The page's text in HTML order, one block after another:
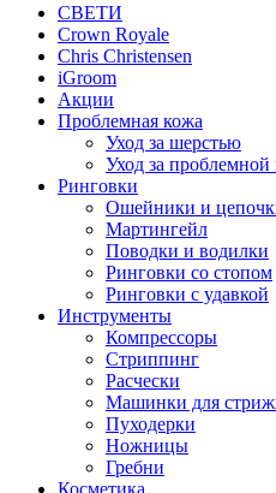
СВЕТИ
Crown Royale
Chris Christensen
iGroom
Акции
Проблемная кожа
Уход за шерстью
Уход за проблемной
Ринговки
Ошейники и
Мартингейл
Поводки и водилки
Ринговки со стопом
Ринговки с удавкой
Инструменты
Компрессоры
Стриппинг
Расчески
Машинки для
Пуходерки
Ножницы
Гребни
Косметика